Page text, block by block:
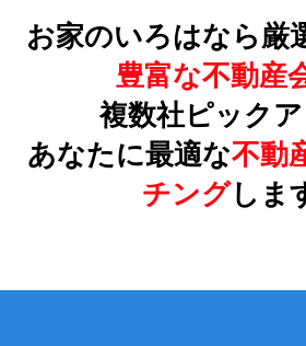
お家のいろはなら厳
豊富な不動産
複数社ピックア
あなたに最適な不動
チングしま